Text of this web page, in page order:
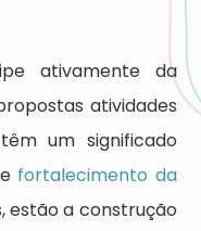
ativamente da
atividades
um significado
fortalecimento da
estão a construção